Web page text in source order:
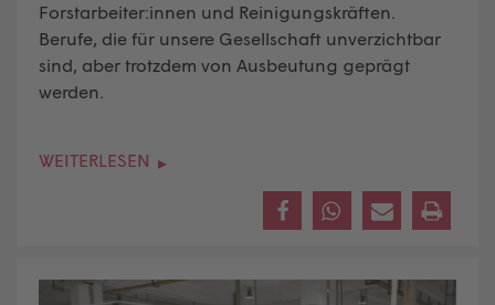
Forstarbeiter:innen und Reinigungskräften.
Berufe, die für unsere Gesellschaft unverzichtbar
sind, aber trotzdem von Ausbeutung geprägt
werden.
WEITERLESEN